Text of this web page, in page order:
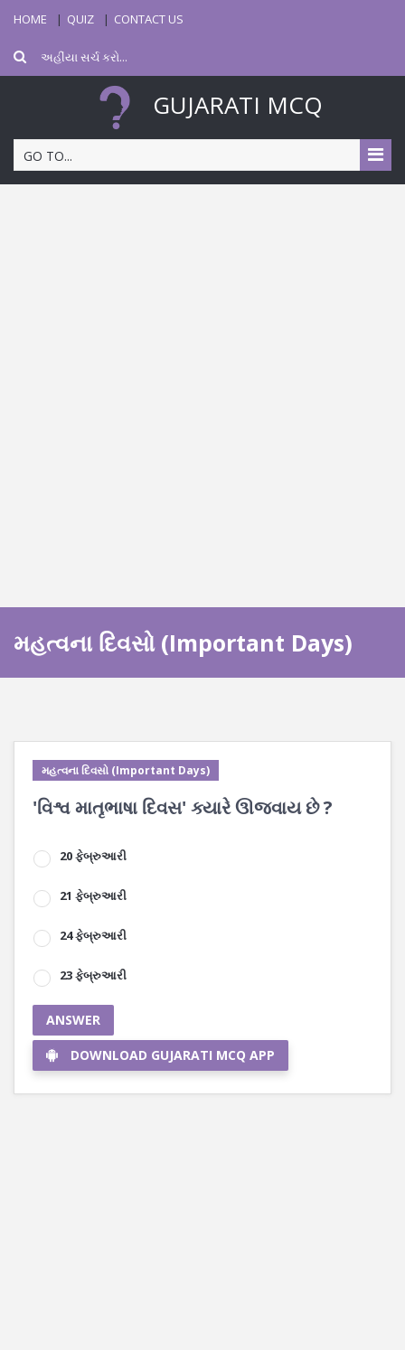
HOME QUIZ CONTACT US
GUJARATI MCQ
GO TO...
મહત્વના દિવસો (Important Days)
મહત્વના દિવસો (Important Days)
'વિશ્વ માતૃભાષા દિવસ' ક્યારે ઊજવાય છે ?
20 ફેબ્રુઆરી
21 ફેબ્રુઆરી
24 ફેબ્રુઆરી
23 ફેબ્રુઆરી
ANSWER
DOWNLOAD GUJARATI MCQ APP